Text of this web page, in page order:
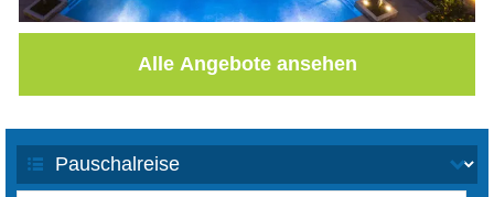
Alle Angebote ansehen